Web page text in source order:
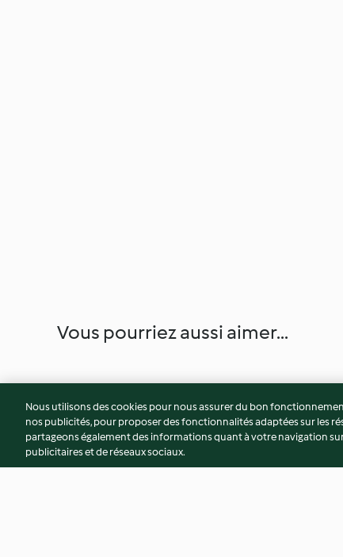
Vous pourriez aussi aimer...
Nous utilisons des cookies pour nous assurer du bon
nos publicités, pour proposer des fonctionnalités adaptées sur les
partageons également des informations quant à votre navigation
publicitaires et de réseaux sociaux.